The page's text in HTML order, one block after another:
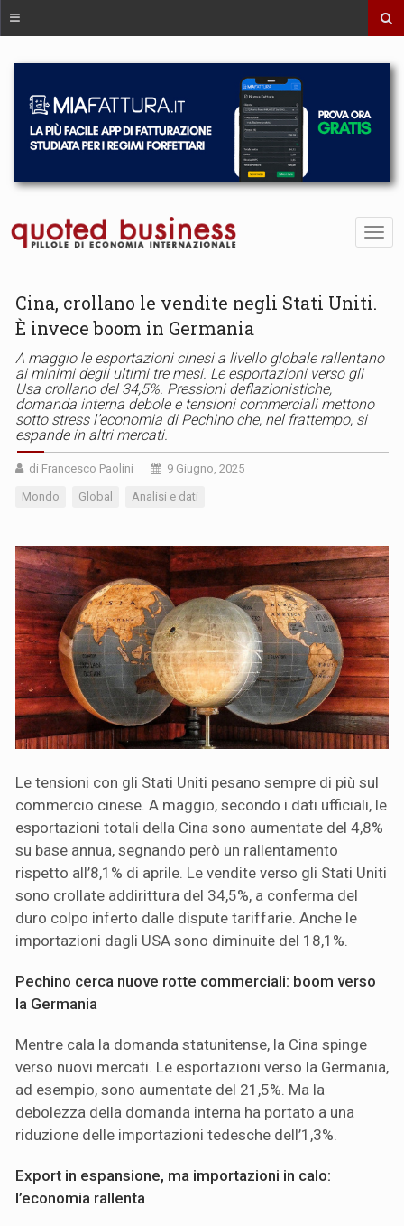
Cina, crollano le vendite negli Stati Uniti.
È invece boom in Germania
A maggio le esportazioni cinesi a livello globale rallentano
ai minimi degli ultimi tre mesi. Le esportazioni verso gli
Usa crollano del 34,5%. Pressioni deflazionistiche,
domanda interna debole e tensioni commerciali mettono
sotto stress l’economia di Pechino che, nel frattempo, si
espande in altri mercati.
di Francesco Paolini 9 Giugno, 2025
Mondo Global Analisi e dati
Le tensioni con gli Stati Uniti pesano sempre di più sul
commercio cinese. A maggio, secondo i dati ufficiali, le
esportazioni totali della Cina sono aumentate del 4,8%
su base annua, segnando però un rallentamento
rispetto all’8,1% di aprile. Le vendite verso gli Stati Uniti
sono crollate addirittura del 34,5%, a conferma del
duro colpo inferto dalle dispute tariffarie. Anche le
importazioni dagli USA sono diminuite del 18,1%.
Pechino cerca nuove rotte commerciali: boom verso
la Germania
Mentre cala la domanda statunitense, la Cina spinge
verso nuovi mercati. Le esportazioni verso la Germania,
ad esempio, sono aumentate del 21,5%. Ma la
debolezza della domanda interna ha portato a una
riduzione delle importazioni tedesche dell’1,3%.
Export in espansione, ma importazioni in calo:
l’economia rallenta